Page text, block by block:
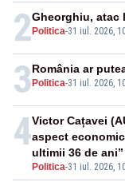
2 Politica-31 iul. 2026,
Gheorghiu, atac
3 Politica-31 iul. 2026,
România ar
4
Politica-31 iul. 2026,
Victor Cațavei
aspect
ultimii 36 de ani”